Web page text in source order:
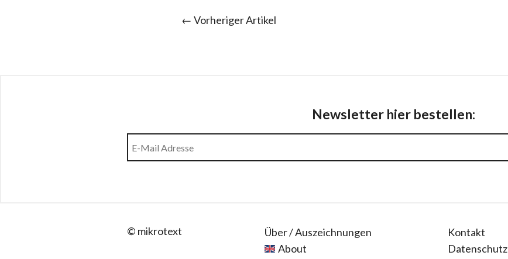
← Vorheriger Artikel
Newsletter hier bestellen:
© mikrotext
Über / Auszeichnungen
About
Kontakt
Datenschutz